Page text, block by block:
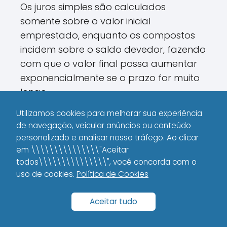
Os juros simples são calculados
somente sobre o valor inicial
emprestado, enquanto os compostos
incidem sobre o saldo devedor, fazendo
com que o valor final possa aumentar
exponencialmente se o prazo for muito
longo.
Essa distinção pode mudar totalmente
o valor total pago. Por exemplo, se você
pegar R$ 10 mil com uma taxa de 2,5%
ao mês em juros simples durante 12
meses, você pagaria cerca de R$ 3.000
compostos, o valor pode subir para
Utilizamos cookies para melhorar sua experiência
de navegação, veicular anúncios ou conteúdo
personalizado e analisar nosso tráfego. Ao clicar
em \\\\\\\\\\\\\\\"Aceitar
todos\\\\\\\\\\\\\\\", você concorda com o
uso de cookies. Política de Cookies
Aceitar tudo